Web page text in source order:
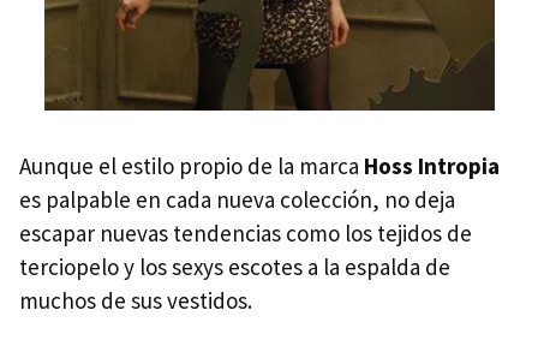
Aunque el estilo propio de la marca Hoss Intropia
es palpable en cada nueva colección, no deja
escapar nuevas tendencias como los tejidos de
terciopelo y los sexys escotes a la espalda de
muchos de sus vestidos.